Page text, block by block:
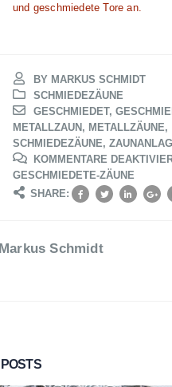
und geschmiedete Tore an.
BY MARKUS SCHMIDT
SCHMIEDEZÄUNE
GESCHMIEDET,
METALLZAUN , METALLZÄUNE,
SCHMIEDEZÄUNE,
KOMMENTARE
GESCHMIEDETE-ZÄUNE
SHARE:
Markus Schmidt
POSTS